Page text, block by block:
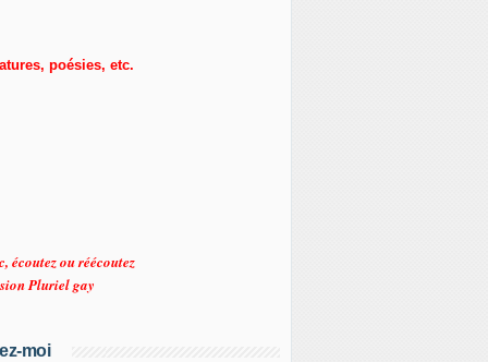
poésies, etc.
écoutez ou réécoutez
Pluriel gay
moi